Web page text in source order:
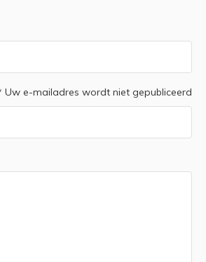
Uw e-mailadres wordt niet gepubliceerd